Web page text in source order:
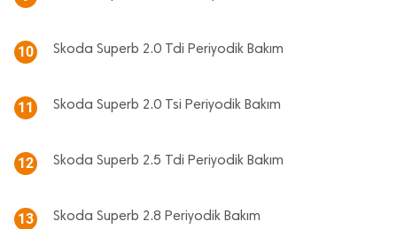
10 Skoda Superb 2.0 Tdi Periyodik Bakım
11 Skoda Superb 2.0 Tsi Periyodik Bakım
12 Skoda Superb 2.5 Tdi Periyodik Bakım
13 Skoda Superb 2.8 Periyodik Bakım